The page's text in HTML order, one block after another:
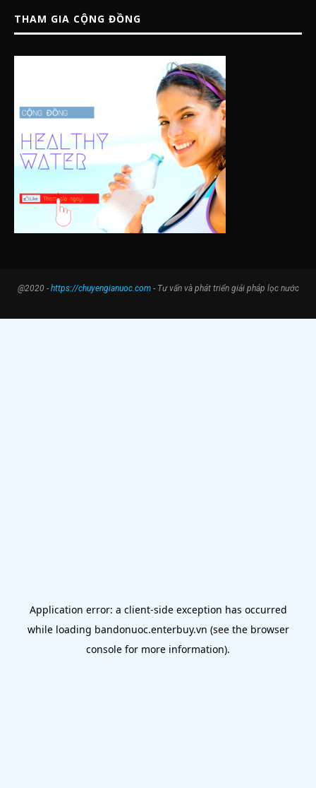
THAM GIA CỘNG ĐỒNG
@2020 - https://chuyengianuoc.com- Tư vấn và phát triển giải pháp lọc nước